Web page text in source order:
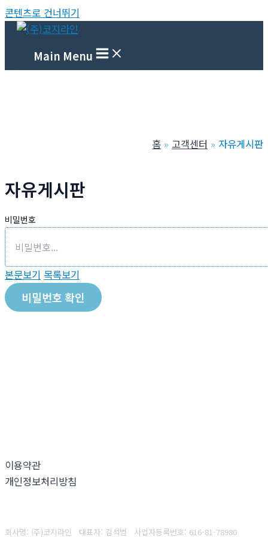
콘텐츠로 건너뛰기
Main Menu
홈 고객센터 자유게시판
자유게시판
비밀번호
본문보기 목록보기
비밀번호 확인
이용약관
개인정보처리방침
회사명: (주)코지라인 대표자: 김석범 사업자등록번호: 616-81-78980